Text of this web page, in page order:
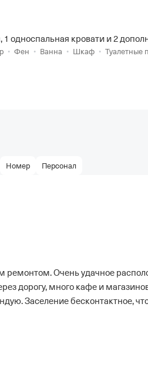
1 односпальная кровати и 2
• Фен • Ванна • Шкаф • Туалетные
Номер Персонал
ремонтом. Очень удачное
дорогу, много кафе и
Заселение бесконтактное,